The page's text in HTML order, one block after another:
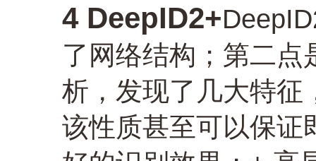
4 DeepID2+
了网络结构；第二点
析，发现了几大特征
该性质甚至可以保证